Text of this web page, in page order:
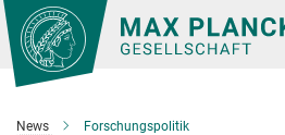
Hauptinhalt
News Forschungspolitik